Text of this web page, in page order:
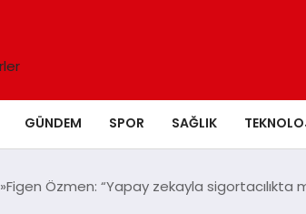
GÜNDEM SPOR SAĞLIK
Figen Özmen: “Yapay zekayla sigortacılıkta